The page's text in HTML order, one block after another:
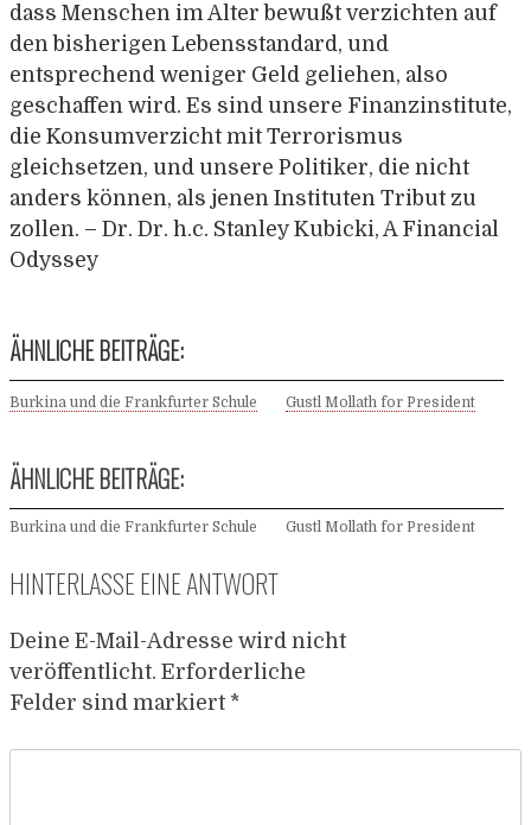
dass Menschen im Alter bewußt verzichten auf
den bisherigen Lebensstandard, und
entsprechend weniger Geld geliehen, also
geschaffen wird. Es sind unsere Finanzinstitute,
die Konsumverzicht mit Terrorismus
gleichsetzen, und unsere Politiker, die nicht
anders können, als jenen Instituten Tribut zu
zollen. – Dr. Dr. h.c. Stanley Kubicki, A Financial
Odyssey
ÄHNLICHE BEITRÄGE:
Burkina und die Frankfurter Schule Gustl Mollath for President
ÄHNLICHE BEITRÄGE:
Burkina und die Frankfurter Schule Gustl Mollath for President
HINTERLASSE EINE ANTWORT
Deine E-Mail-Adresse wird nicht
veröffentlicht. Erforderliche
Felder sind markiert *